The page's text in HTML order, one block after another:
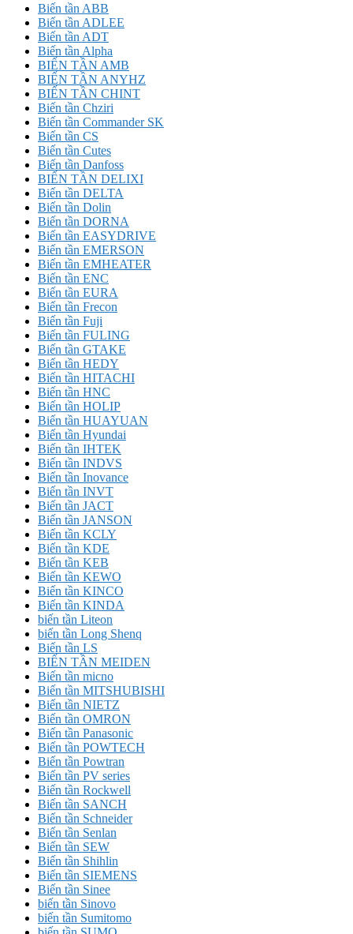
Biến tần ABB
Biến tần ADLEE
Biến tần ADT
Biến tần Alpha
BIẾN TẦN AMB
BIẾN TẦN ANYHZ
BIẾN TẦN CHINT
Biến tần Chziri
Biến tần Commander SK
Biến tần CS
Biến tần Cutes
Biến tần Danfoss
BIẾN TẦN DELIXI
Biến tần DELTA
Biến tần Dolin
Biến tần DORNA
Biến tần EASYDRIVE
Biến tần EMERSON
Biến tần EMHEATER
Biến tần ENC
Biến tần EURA
Biến tần Frecon
Biến tần Fuji
Biến tần FULING
Biến tần GTAKE
Biến tần HEDY
Biến tần HITACHI
Biến tần HNC
Biến tần HOLIP
Biến tần HUAYUAN
Biến tần Hyundai
Biến tần IHTEK
Biến tần INDVS
Biến tần Inovance
Biến tần INVT
Biến tần JACT
Biến tần JANSON
Biến tần KCLY
Biến tần KDE
Biến tần KEB
Biến tần KEWO
Biến tần KINCO
Biến tần KINDA
biến tần Liteon
biến tần Long Shenq
Biến tần LS
BIẾN TẦN MEIDEN
Biến tần micno
Biến tần MITSHUBISHI
Biến tần NIETZ
Biến tần OMRON
Biến tần Panasonic
Biến tần POWTECH
Biến tần Powtran
Biến tần PV series
Biến tần Rockwell
Biến tần SANCH
Biến tần Schneider
Biến tần Senlan
Biến tần SEW
Biến tần Shihlin
Biến tần SIEMENS
Biến tần Sinee
biến tần Sinovo
biến tần Sumitomo